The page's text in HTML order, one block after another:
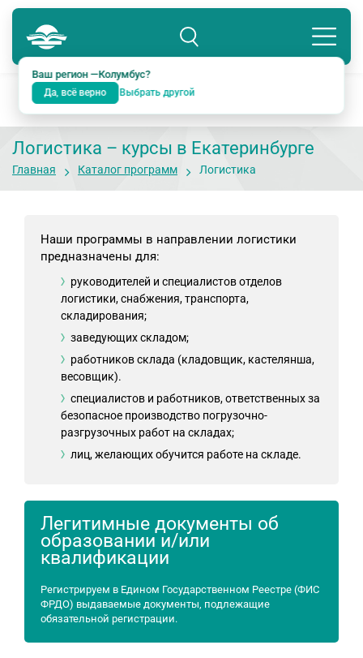
Колумбус
Подразделение: Екатеринбург
Ваш регион —Колумбус?
Да, всё верно Выбрать другой
8 800 234-18-38
Логистика – курсы в Екатеринбурге
Главная Каталог программ Логистика
Наши программы в направлении логистики
предназначены для:
руководителей и специалистов отделов
логистики, снабжения, транспорта,
складирования;
заведующих складом;
работников склада (кладовщик, кастелянша,
весовщик).
специалистов и работников, ответственных за
безопасное производство погрузочно-
разгрузочных работ на складах;
лиц, желающих обучится работе на складе.
Легитимные документы об
образовании и/или
квалификации
Регистрируем в Едином Государственном Реестре (ФИС
ФРДО) выдаваемые документы, подлежащие
обязательной регистрации.